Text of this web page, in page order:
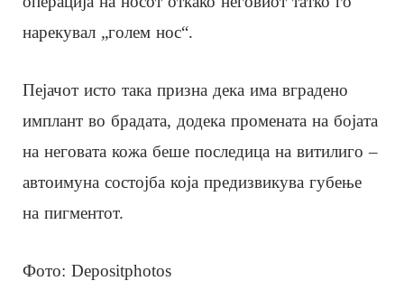
нарекувал „голем нос“.
Пејачот исто така призна дека има вградено
имплант во брадата, додека промената на бојата
на неговата кожа беше последица на витилиго –
автоимуна состојба која предизвикува губење
на пигментот.
Фото: Depositphotos